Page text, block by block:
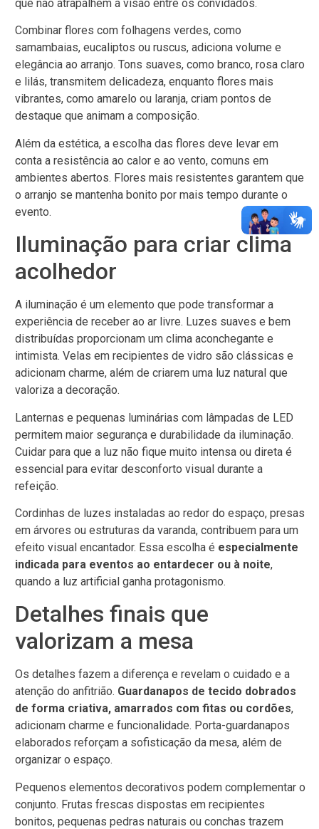
que não atrapalhem a visão entre os convidados.
Combinar flores com folhagens verdes, como
samambaias, eucaliptos ou ruscus, adiciona volume e
elegância ao arranjo. Tons suaves, como branco, rosa claro
e lilás, transmitem delicadeza, enquanto flores mais
vibrantes, como amarelo ou laranja, criam pontos de
destaque que animam a composição.
Além da estética, a escolha das flores deve levar em
conta a resistência ao calor e ao vento, comuns em
ambientes abertos. Flores mais resistentes garantem que
o arranjo se mantenha bonito por mais tempo durante o
evento.
Iluminação para criar clima
acolhedor
A iluminação é um elemento que pode transformar a
experiência de receber ao ar livre. Luzes suaves e bem
distribuídas proporcionam um clima aconchegante e
intimista. Velas em recipientes de vidro são clássicas e
adicionam charme, além de criarem uma luz natural que
valoriza a decoração.
Lanternas e pequenas luminárias com lâmpadas de LED
permitem maior segurança e durabilidade da iluminação.
Cuidar para que a luz não fique muito intensa ou direta é
essencial para evitar desconforto visual durante a
refeição.
Cordinhas de luzes instaladas ao redor do espaço, presas
em árvores ou estruturas da varanda, contribuem para um
efeito visual encantador. Essa escolha é especialmente
indicada para eventos ao entardecer ou à noite,
quando a luz artificial ganha protagonismo.
Detalhes finais que
valorizam a mesa
Os detalhes fazem a diferença e revelam o cuidado e a
atenção do anfitrião. Guardanapos de tecido dobrados
de forma criativa, amarrados com fitas ou cordões,
adicionam charme e funcionalidade. Porta-guardanapos
elaborados reforçam a sofisticação da mesa, além de
organizar o espaço.
Pequenos elementos decorativos podem complementar o
conjunto. Frutas frescas dispostas em recipientes
bonitos, pequenas pedras naturais ou conchas trazem